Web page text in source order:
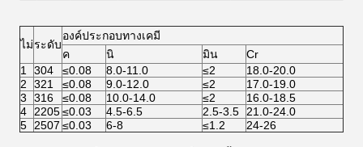
ไม่ระดับ
องค์ประกอบทางเคมี
ค
นิ มิน
Cr
1
304 ≤0.08 8.0-11.0 ≤2
18.0-20.0
2
321 ≤0.08 9.0-12.0 ≤2
17.0-19.0
3
316 ≤0.08 10.0-14.0 ≤2
16.0-18.5
4
2205≤0.03 4.5-6.5 2.5-3.5
21.0-24.0
5
2507 ≤0.03 6-8 ≤1.2 24-26